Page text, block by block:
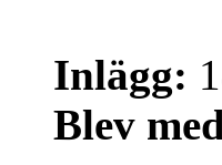
Inlägg:
Blev